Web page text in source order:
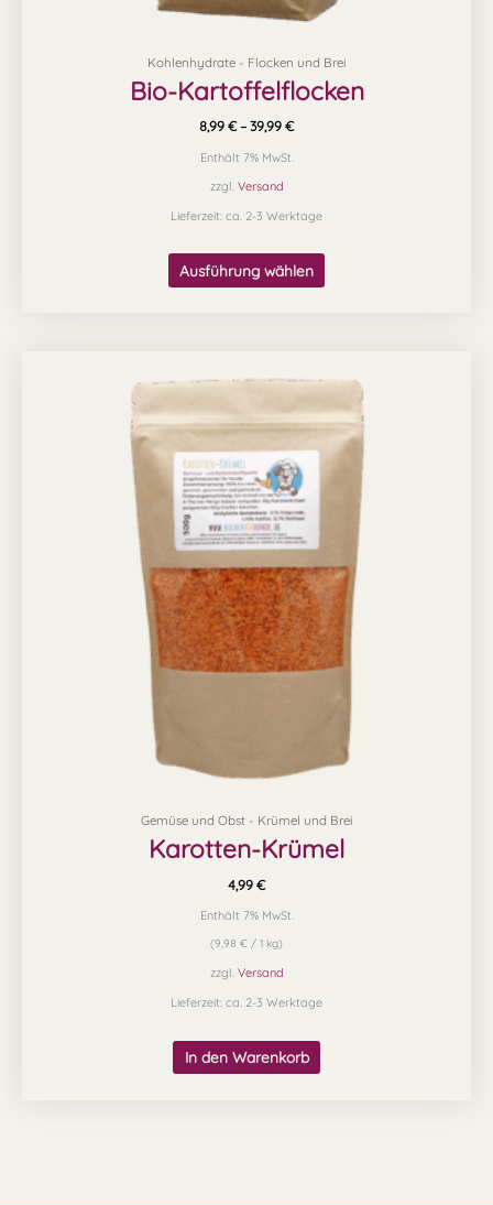
Kohlenhydrate - Flocken und Brei
Bio-Kartoffelflocken
8,99 € – 39,99 €
Enthält 7% MwSt.
zzgl. Versand
Lieferzeit: ca. 2-3 Werktage
Ausführung wählen
Gemüse und Obst - Krümel und Brei
Karotten-Krümel
4,99 €
Enthält 7% MwSt.
(9,98 € / 1 kg)
zzgl. Versand
Lieferzeit: ca. 2-3 Werktage
In den Warenkorb